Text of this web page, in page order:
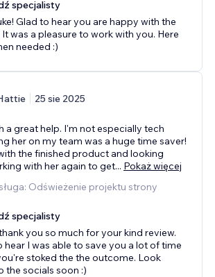
specjalisty
Glad to hear you are happy with the
was a pleasure to work with you. Here
needed :)
25 sie 2025
a great help. I'm not especially tech
her on my team was a huge time saver!
the finished product and looking
with her again to get... Pokaż więcej
Odświeżenie projektu strony
specjalisty
you so much for your kind review.
hear I was able to save you a lot of time
stoked the the outcome. Look
the socials soon :)